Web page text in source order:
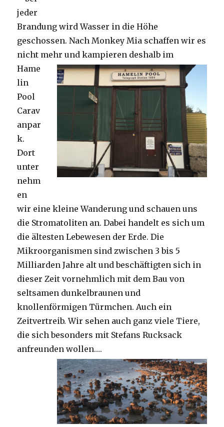
jeder
Brandung wird Wasser in die Höhe
geschossen. Nach Monkey Mia schaffen wir es
nicht mehr und kampieren deshalb im
Hame
lin
Pool
Carav
anpar
k.
Dort
unter
nehm
en
wir eine kleine Wanderung und schauen uns
die Stromatoliten an. Dabei handelt es sich um
die ältesten Lebewesen der Erde. Die
Mikroorganismen sind zwischen 3 bis 5
Milliarden Jahre alt und beschäftigten sich in
dieser Zeit vornehmlich mit dem Bau von
seltsamen dunkelbraunen und
knollenförmigen Türmchen. Auch ein
Zeitvertreib. Wir sehen auch ganz viele Tiere,
die sich besonders mit Stefans Rucksack
anfreunden wollen….